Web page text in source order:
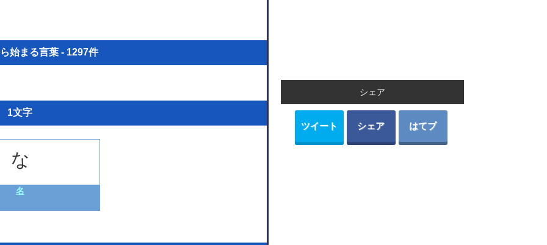
始まる言葉 - 1297件
1文字
な
名
シェア
ツイート シェア はてブ